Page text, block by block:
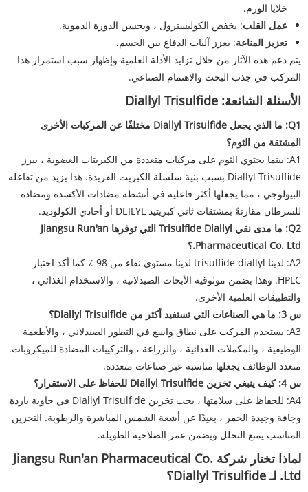
خلايا الورم.
عمل القلب: يخفض الكوليسترول ، ويحسن الدورة الدموية.
تعزيز المناعة: يعزز آليات الدفاع بين الجسم.
يتم دعم هذه الآثار من خلال تزايد الأدلة العلمية وإظهار سبب استمرار هذا
المركب في جذب البحث والاهتمام الصناعي.
الأسئلة الشائعة: Diallyl Trisulfide
Q1: ما الذي يجعل Diallyl Trisulfide مختلفًا عن المركبات الأخرى
المشتقة من الثوم؟
A1: بينما يحتوي الثوم على مركبات متعددة من الكبريتات العضوية ، يبرز
Diallyl Trisulfide بسبب بنية سلسلة الكبريت الفريدة. هذا يزيد من تفاعله
البيولوجي ، مما يجعلها أكثر فاعلية في أنشطة مضادات الأكسدة ومضادة
للسرطان مقارنةً بمشتقات ثاني كبريتيد DEILYL أو أحادي الكولوديد.
Q2: ما مدى نقي Trisulfide Diallyl التي توفرها Jiangsu Run'an
Pharmaceutical Co. Ltd.؟
A2: لدينا trisulfide diallyl لدينا مستوى نقاء من 98 ٪ كما أكد اختبار
HPLC. وهذا يضمن موثوقية الأبحاث الصيدلانية ، والاستخدام الغذائي ،
والتطبيقات العلمية الأخرى.
س 3: ما هي الصناعات التي تستفيد أكثر من Diallyl Trisulfide؟
A3: يستخدم المركب على نطاق واسع في التطور الصيدلاني ، والأطعمة
الوظيفية ، والمكملات الغذائية ، والزراعة ، والتركيبات المضادة للميكروبات.
متعدد الوظائف يجعلها مناسبة عبر صناعات متعددة.
س 4: كيف ينبغي تخزين Diallyl Trisulfide للحفاظ على الاستقرار؟
A4: للحفاظ على سلامتها ، يجب تخزين Diallyl Trisulfide في حاوية باردة
وجافة وجيدة الخمر ، بعيدًا عن أشعة الشمس المباشرة والرطوبة. التخزين
المناسب يمنع التحلل ويضمن عمر الصلاحية الطويلة.
لماذا تختار شركة Jiangsu Run'an Pharmaceutical Co.
Ltd. لـ Diallyl Trisulfide؟